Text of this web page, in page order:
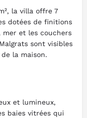
la villa offre 7
dotées de finitions
mer et les couchers
sont visibles
la maison.
et lumineux,
baies vitrées qui